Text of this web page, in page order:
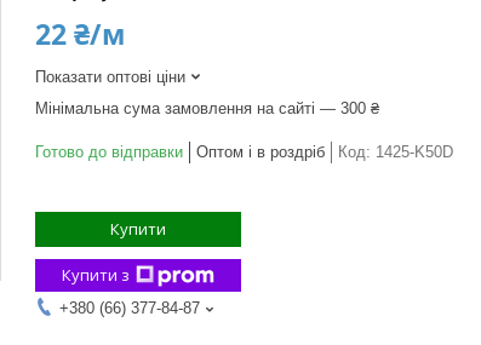
22 ₴/м
Показати оптові ціни
Мінімальна сума замовлення на сайті — 300 ₴
Готово до відправки Оптом і в роздріб Код: 1425-K50D
Купити
Купити з
+380 (66) 377-84-87